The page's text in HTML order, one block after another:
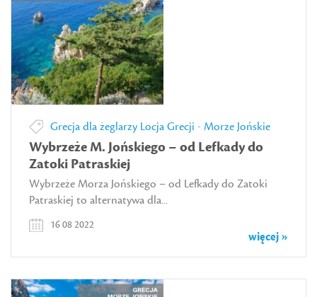
Grecja dla żeglarzy Locja Grecji - Morze Jońskie
Wybrzeże M. Jońskiego – od Lefkady do
Zatoki Patraskiej
Wybrzeże Morza Jońskiego – od Lefkady do Zatoki
Patraskiej to alternatywa dla...
więcej »
16 08 2022